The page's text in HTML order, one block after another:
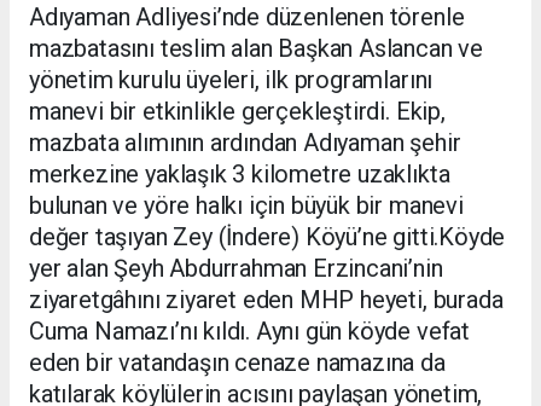
Adıyaman Adliyesi’nde düzenlenen törenle
mazbatasını teslim alan Başkan Aslancan ve
yönetim kurulu üyeleri, ilk programlarını
manevi bir etkinlikle gerçekleştirdi. Ekip,
mazbata alımının ardından Adıyaman şehir
merkezine yaklaşık 3 kilometre uzaklıkta
bulunan ve yöre halkı için büyük bir manevi
değer taşıyan Zey (İndere) Köyü’ne gitti.Köyde
yer alan Şeyh Abdurrahman Erzincani’nin
ziyaretgâhını ziyaret eden MHP heyeti, burada
Cuma Namazı’nı kıldı. Aynı gün köyde vefat
eden bir vatandaşın cenaze namazına da
katılarak köylülerin acısını paylaşan yönetim,